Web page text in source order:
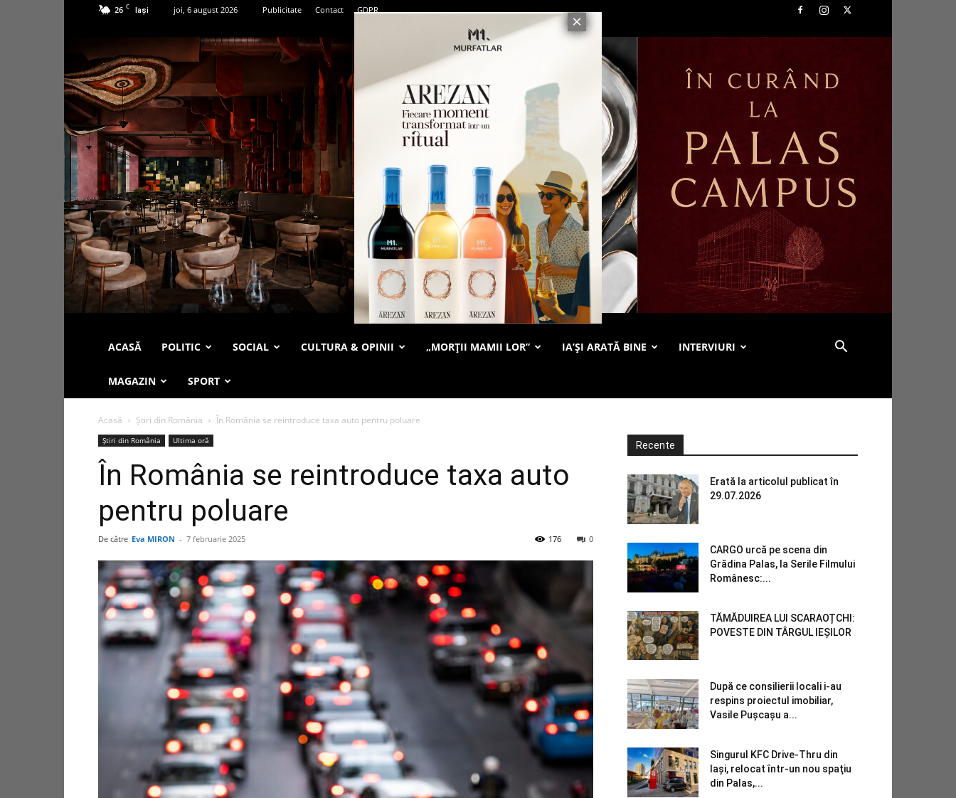
26 C Iași joi, 6 august 2026 Publicitate Contact GDPR
ACASĂ POLITIC SOCIAL CULTURA & OPINII „MORȚII MAMII LOR” IA’ȘI ARATĂ BINE INTERVIURI
MAGAZIN SPORT
Acasă Știri din România În România se reintroduce taxa auto pentru poluare
Știri din România Ultima oră
În România se reintroduce taxa auto
pentru poluare
De către Eva MIRON - 7 februarie 2025 0
176
Recente
Erată la articolul publicat în
29.07.2026
CARGO urcă pe scena din
Grădina Palas, la Serile Filmului
Românesc:...
TĂMĂDUIREA LUI SCARAOȚCHI:
POVESTE DIN TÂRGUL IEȘILOR
După ce consilierii locali i-au
respins proiectul imobiliar,
Vasile Pușcașu a...
Singurul KFC Drive-Thru din
Iași, relocat într-un nou spaţiu
din Palas,...